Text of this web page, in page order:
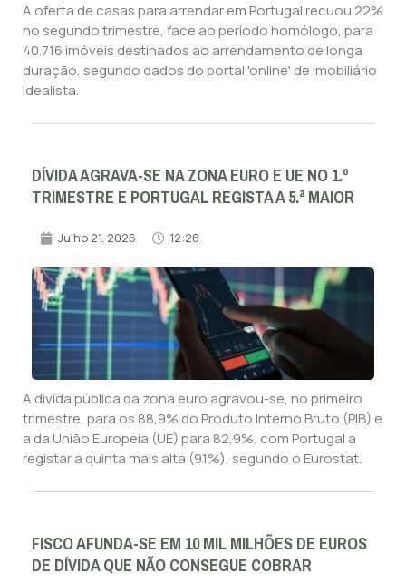
A oferta de casas para arrendar em Portugal recuou 22%
no segundo trimestre, face ao período homólogo, para
40.716 imóveis destinados ao arrendamento de longa
duração, segundo dados do portal 'online' de imobiliário
Idealista.
DÍVIDA AGRAVA-SE NA ZONA EURO E UE NO 1.º
TRIMESTRE E PORTUGAL REGISTA A 5.ª MAIOR
Julho 21, 2026 12:26
A dívida pública da zona euro agravou-se, no primeiro
trimestre, para os 88,9% do Produto Interno Bruto (PIB) e
a da União Europeia (UE) para 82,9%, com Portugal a
registar a quinta mais alta (91%), segundo o Eurostat.
FISCO AFUNDA-SE EM 10 MIL MILHÕES DE EUROS
DE DÍVIDA QUE NÃO CONSEGUE COBRAR